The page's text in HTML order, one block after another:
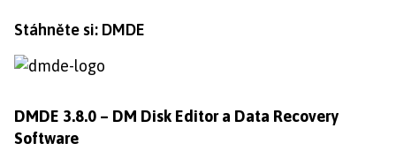
Stáhněte si: DMDE
DMDE 3.8.0 – DM Disk Editor a Data Recovery
Software